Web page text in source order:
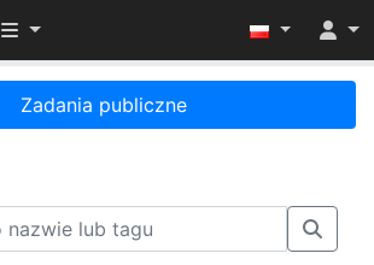
Przełącz widoczność menu
Zadania publiczne